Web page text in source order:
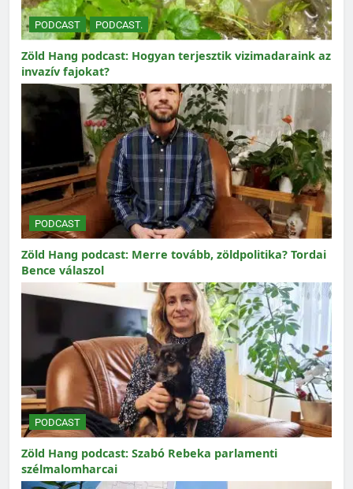
PODCAST PODCAST.
Zöld Hang podcast: Hogyan terjesztik vizimadaraink az
invazív fajokat?
PODCAST
Zöld Hang podcast: Merre tovább, zöldpolitika? Tordai
Bence válaszol
PODCAST
Zöld Hang podcast: Szabó Rebeka parlamenti
szélmalomharcai